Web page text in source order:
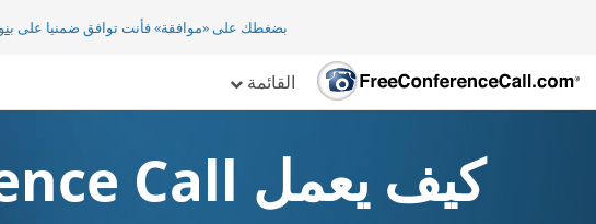
بضغطك على «موافقة» فأنت توافق ضمنيا على
القائمة
كيف يعمل Free Conference Call